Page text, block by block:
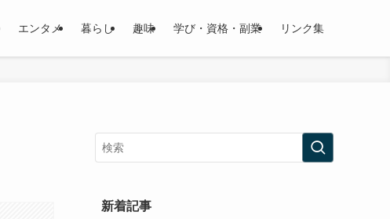
エンタメ 暮らし 趣味 学び・資格・副業 リンク集
新着記事